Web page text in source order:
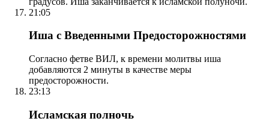
21:05
Иша с Введенными Предосторожностями
Согласно фетве ВИЛ, к времени молитвы иша
добавляются 2 минуты в качестве меры
предосторожности.
23:13
Исламская полночь